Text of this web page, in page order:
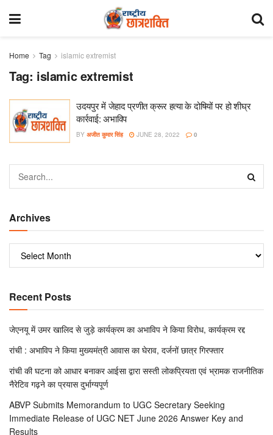
Home Tag islamic extremist
Tag: islamic extremist
उदयपुर में जेहाद प्रणीत क्रूर हत्या के दोषियों पर हो शीघ्र
कार्रवाई: अभाविप
BY अजीत कुमार सिंह JUNE 28, 2022 0
Archives
Recent Posts
जेएनयू में उमर खालिद से जुड़े कार्यक्रम का अभाविप ने किया विरोध, कार्यक्रम रद्द
रांची : अभाविप ने किया मुख्यमंत्री आवास का घेराव, दर्जनों छात्र गिरफ्तार
रांची की घटना को आधार बनाकर आईसा द्वारा सस्ती लोकप्रियता एवं भ्रामक राजनीतिक
नैरेटिव गढ़ने का प्रयास दुर्भाग्यपूर्ण
ABVP Submits Memorandum to UGC Secretary Seeking
Immediate Release of UGC NET June 2026 Answer Key and
Results